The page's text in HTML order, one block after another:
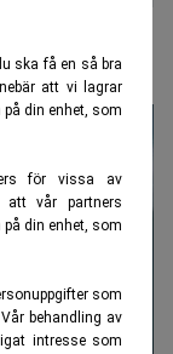
ska få en så bra
att vi lagrar
din enhet, som
för vissa av
att vår partners
din enhet, som
som
behandling av
intresse som
&